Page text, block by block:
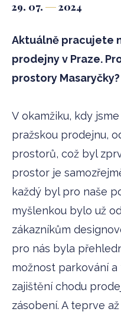
29. 07. 2024
Aktuálně pracujete
prodejny v Praze.
prostory Masaryčky?
V okamžiku, kdy
pražskou prodejnu,
prostorů, což byl
prostor je
každý byl pro naše
myšlenkou bylo už
zákazníkům
pro nás byla
možnost parkování
zajištění chodu
zásobení. A teprve